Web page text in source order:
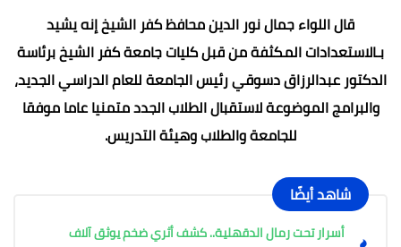
قال اللواء جمال نور الدين محافظ كفر الشيخ إنه يشيد
بـالاستعدادات المكثفة من قبل كليات جامعة كفر الشيخ برئاسة
الدكتور عبدالرزاق دسوقي رئيس الجامعة للعام الدراسي الجديد،
والبرامج الموضوعة لاستقبال الطلاب الجدد متمنيا عاما موفقا
للجامعة والطلاب وهيئة التدريس.
شاهد أيضًا
أسرار تحت رمال الدقهلية.. كشف أثري ضخم يوثق آلاف